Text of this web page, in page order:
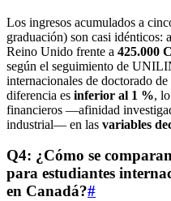
Los ingresos acumulados a
graduación) son casi idénticos:
Reino Unido frente a 425.000
según el seguimiento de
internacionales de doctorado
diferencia es inferior al 1 %,
financieros —afinidad
industrial— en las variables
Q4: ¿Cómo se
para estudiantes
en Canadá?#